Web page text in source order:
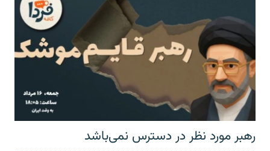
رهبر مورد نظر در دسترس نمی‌باشد